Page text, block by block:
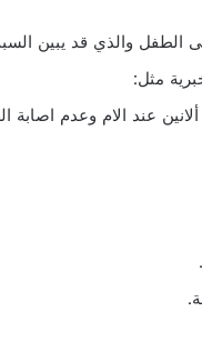
الطفل والذي قد يبين
مثل:
عند الام وعدم اصابة